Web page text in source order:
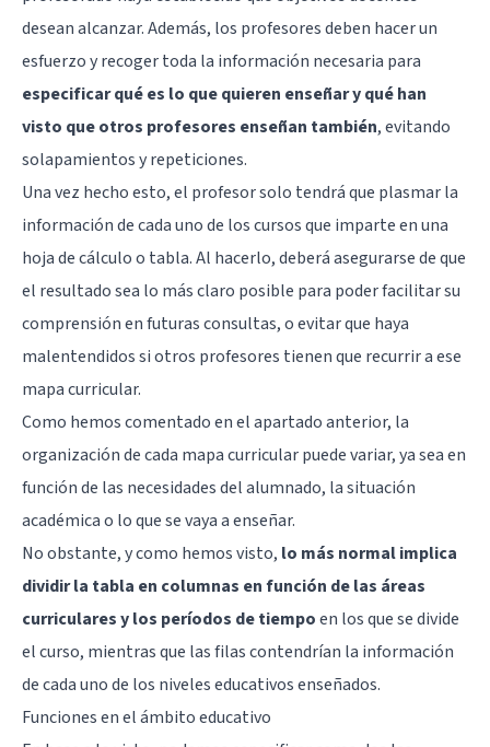
desean alcanzar. Además, los profesores deben hacer un
esfuerzo y recoger toda la información necesaria para
especificar qué es lo que quieren enseñar y qué han
visto que otros profesores enseñan también, evitando
solapamientos y repeticiones.
Una vez hecho esto, el profesor solo tendrá que plasmar la
información de cada uno de los cursos que imparte en una
hoja de cálculo o tabla. Al hacerlo, deberá asegurarse de que
el resultado sea lo más claro posible para poder facilitar su
comprensión en futuras consultas, o evitar que haya
malentendidos si otros profesores tienen que recurrir a ese
mapa curricular.
Como hemos comentado en el apartado anterior, la
organización de cada mapa curricular puede variar, ya sea en
función de las necesidades del alumnado, la situación
académica o lo que se vaya a enseñar.
No obstante, y como hemos visto, lo más normal implica
dividir la tabla en columnas en función de las áreas
curriculares y los períodos de tiempoen los que se divide
el curso, mientras que las filas contendrían la información
de cada uno de los niveles educativos enseñados.
Funciones en el ámbito educativo